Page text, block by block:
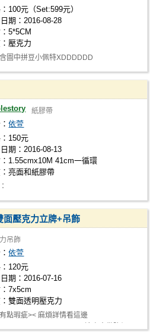
100元（Set:599元）
期：2016-08-28
5*5CM
壓克力
圖中拼豆小佩特XDDDDDD
紙膠帶
依萱
150元
期：2016-08-13
1.55cmx10M 41cm一循環
亮面和紙膠帶
…
面壓克力立牌+吊飾
吊飾
依萱
120元
期：2016-07-16
7x5cm
雙面透明壓克力
點瑕疵>< 麻煩詳情看這邊